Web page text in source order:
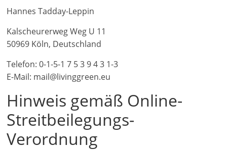
Hannes Tadday-Leppin
Kalscheurerweg Weg U 11
50969 Köln, Deutschland
Telefon: 0-1-5-1 7 5 3 9 4 3 1-3
E-Mail: mail@livinggreen.eu
Hinweis gemäß Online-
Streitbeilegungs-
Verordnung